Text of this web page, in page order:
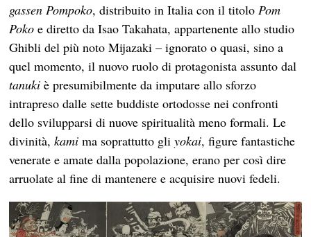
gassen Pompoko, distribuito in Italia con il titoloPom
Poko e diretto da Isao Takahata, appartenente allo studio
Ghibli del più noto Mijazaki – ignorato o quasi, sino a
quel momento, il nuovo ruolo di protagonista assunto dal
tanuki è presumibilmente da imputare allo sforzo
intrapreso dalle sette buddiste ortodosse nei confronti
dello svilupparsi di nuove spiritualità meno formali. Le
divinità,kami ma soprattutto gliyokai, figure fantastiche
venerate e amate dalla popolazione, erano per così dire
arruolate al fine di mantenere e acquisire nuovi fedeli.